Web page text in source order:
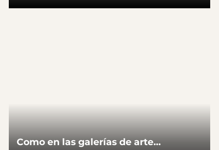
Como en las galerías de arte...